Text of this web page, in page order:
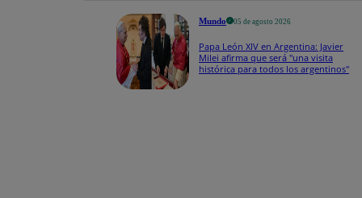
limitar 'turismo de
parto' pese a fallo de
Corte Suprema
Mundo 05 de agosto 2026
Papa León XIV en Argentina: Javier
Milei afirma que será "una visita
histórica para todos los argentinos"